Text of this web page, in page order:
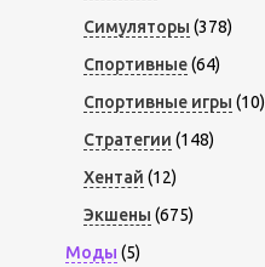
Симуляторы (378)
Спортивные(64)
Спортивные игры (10)
Стратегии (148)
Хентай (12)
Экшены (675)
Моды (5)